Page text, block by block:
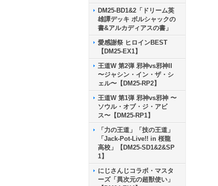
DM25-BD1&2「ドリーム英
雄譚デッキ ボルシャックの
書&アルカディアスの書」
愛感謝祭 ヒロインBEST
【DM25-EX1】
王道W 第2弾 邪神vs邪神II
〜ジャシン・イン・ザ・シ
ェル〜【DM25-RP2】
王道W 第1弾 邪神vs邪神 〜
ソウル・オブ・ジ・アビ
ス〜【DM25-RP1】
「力の王道」「技の王道」
「Jack-Pot-Live!! in 桜龍
高校」【DM25-SD1&2&SP
1】
にじさんじコラボ・マスタ
ーズ「異次元の超獣使い」